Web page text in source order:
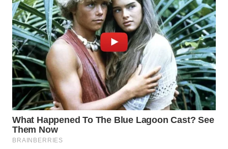
TANJUNG
LESUNG
WN
KARO
WN
SIMALUNGUN
WN
LABUHANBATU